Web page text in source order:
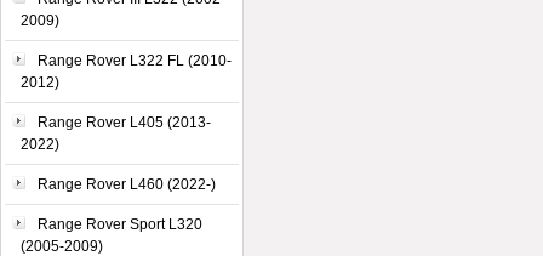
2009)
Range Rover L322 FL (2010-
2012)
Range Rover L405 (2013-
2022)
Range Rover L460 (2022-)
Range Rover Sport L320
(2005-2009)